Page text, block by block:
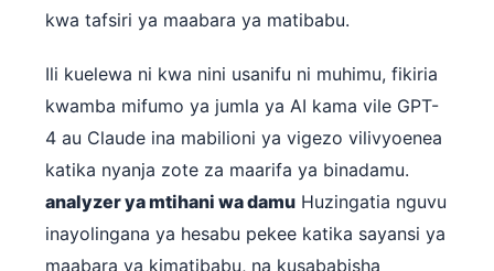
kwa tafsiri ya maabara ya matibabu.
Ili kuelewa ni kwa nini usanifu ni muhimu, fikiria
kwamba mifumo ya jumla ya AI kama vile GPT-
4 au Claude ina mabilioni ya vigezo vilivyoenea
katika nyanja zote za maarifa ya binadamu.
analyzer ya mtihani wa damu Huzingatia nguvu
inayolingana ya hesabu pekee katika sayansi ya
maabara ya kimatibabu, na kusababisha
ဗမာစာ
ភាសាខ្មែរ
አማርኛ
Українська
O‘zbekcha
Қазақ тілі